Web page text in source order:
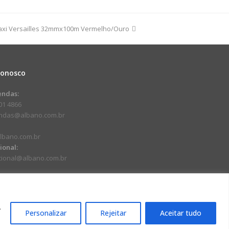
Personalizar Rejeitar Aceitar tudo
Versailles 32mmx100m Vermelho/Ouro
4866
92